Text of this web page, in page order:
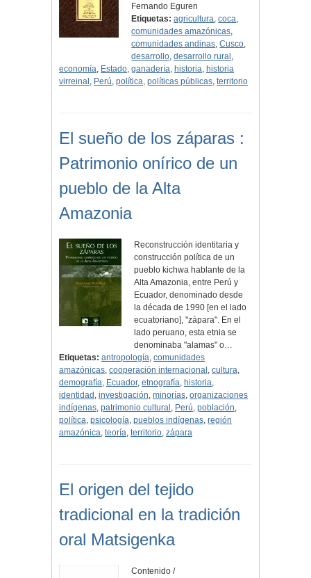
Fernando Eguren
Etiquetas: agricultura,coca,
comunidades amazónicas,
comunidades andinas,Cusco,
desarrollo,desarrollo rural ,
economía, Estado, ganadería, historia, historia
virreinal , Perú, política, políticas públicas, territorio
El sueño de los záparas :
Patrimonio onírico de un
pueblo de la Alta
Amazonia
Reconstrucción identitaria y
construcción política de un
pueblo kichwa hablante de la
Alta Amazonia, entre Perú y
Ecuador, denominado desde
la década de 1990 [en el lado
ecuatoriano], "zápara". En el
lado peruano, esta etnia se
denominaba "alamas" o…
Etiquetas: antropología, comunidades
amazónicas, cooperación internacional , cultura,
demografía, Ecuador, etnografía, historia,
identidad , investigación, minorías, organizaciones
indígenas, patrimonio cultural , Perú, población,
política, psicología, pueblos indígenas, región
amazónica, teoría, territorio, zápara
El origen del tejido
tradicional en la tradición
oral Matsigenka
Contenido /